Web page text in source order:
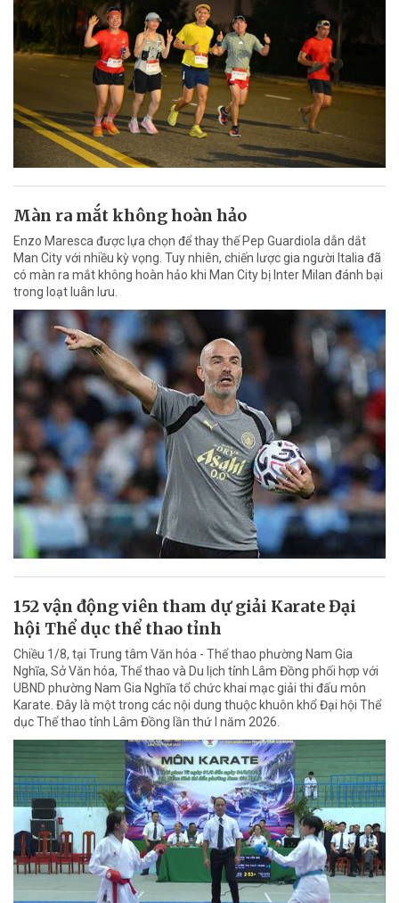
Màn ra mắt không hoàn hảo
Enzo Maresca được lựa chọn để thay thế Pep Guardiola dẫn dắt
Man City với nhiều kỳ vọng. Tuy nhiên, chiến lược gia người Italia đã
có màn ra mắt không hoàn hảo khi Man City bị Inter Milan đánh bại
trong loạt luân lưu.
152 vận động viên tham dự giải Karate Đại
hội Thể dục thể thao tỉnh
Chiều 1/8, tại Trung tâm Văn hóa - Thể thao phường Nam Gia
Nghĩa, Sở Văn hóa, Thể thao và Du lịch tỉnh Lâm Đồng phối hợp với
UBND phường Nam Gia Nghĩa tổ chức khai mạc giải thi đấu môn
Karate. Đây là một trong các nội dung thuộc khuôn khổ Đại hội Thể
dục Thể thao tỉnh Lâm Đồng lần thứ I năm 2026.